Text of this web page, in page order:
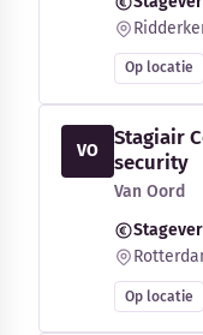
Op locatie
VO
Stagiair
security
Van Oord
Op locatie